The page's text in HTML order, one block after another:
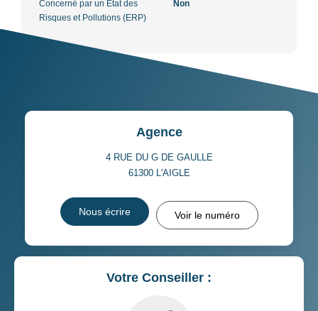
Concerné par un Etat des
Risques et Pollutions (ERP)
Non
Agence
4 RUE DU G DE GAULLE
61300 L'AIGLE
Nous écrire Voir le numéro
Votre Conseiller :